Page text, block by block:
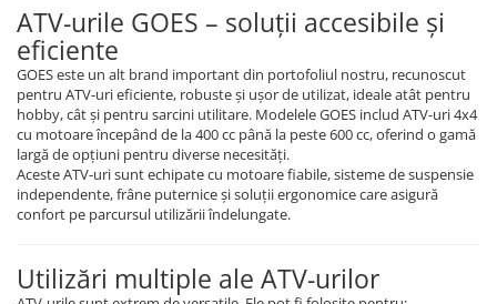
ATV-urile GOES – soluții accesibile și
eficiente
GOES este un alt brand important din portofoliul nostru, recunoscut
pentru ATV-uri eficiente, robuste și ușor de utilizat, ideale atât pentru
hobby, cât și pentru sarcini utilitare. Modelele GOES includ ATV-uri 4x4
cu motoare începând de la 400 cc până la peste 600 cc, oferind o gamă
largă de opțiuni pentru diverse necesități.
Aceste ATV-uri sunt echipate cu motoare fiabile, sisteme de suspensie
independente, frâne puternice și soluții ergonomice care asigură
confort pe parcursul utilizării îndelungate.
Utilizări multiple ale ATV-urilor